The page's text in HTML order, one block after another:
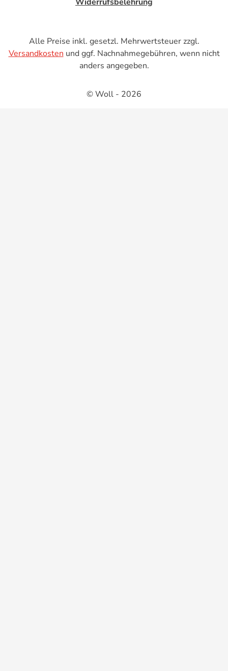
Alle Preise inkl. gesetzl. Mehrwertsteuer zzgl.
Versandkosten und ggf. Nachnahmegebühren, wenn nicht
anders angegeben.
© Woll - 2026